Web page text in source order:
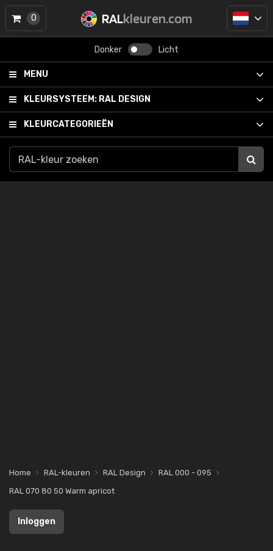
RALkleuren.com
Donker Licht
MENU
KLEURSYSTEEM: RAL DESIGN
KLEURCATEGORIEËN
0
Home RAL-kleuren RAL Design
RAL 000 - 095
RAL 070 80 50 Warm apricot
Inloggen